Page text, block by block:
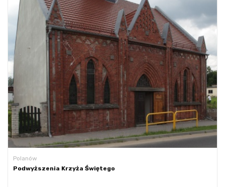
Polanów
Podwyższenia Krzyża Świętego